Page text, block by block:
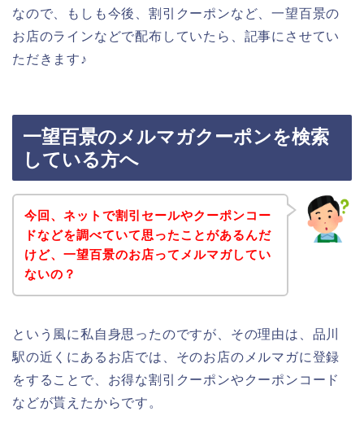
なので、もしも今後、割引クーポンなど、一望百景の
お店のラインなどで配布していたら、記事にさせてい
ただきます♪
一望百景のメルマガクーポンを検索
している方へ
今回、ネットで割引セールやクーポンコー
ドなどを調べていて思ったことがあるんだ
けど、一望百景のお店ってメルマガしてい
ないの？
という風に私自身思ったのですが、その理由は、品川
駅の近くにあるお店では、そのお店のメルマガに登録
をすることで、お得な割引クーポンやクーポンコード
などが貰えたからです。